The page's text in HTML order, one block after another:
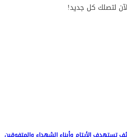
لتصلك كل جديد!